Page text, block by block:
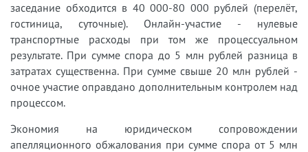
заседание обходится в 40 000-80 000 рублей (перелёт,
гостиница, суточные). Онлайн-участие - нулевые
транспортные расходы при том же процессуальном
результате. При сумме спора до 5 млн рублей разница в
затратах существенна. При сумме свыше 20 млн рублей -
очное участие оправдано дополнительным контролем над
процессом.
Экономия на юридическом сопровождении
апелляционного обжалования при сумме спора от 5 млн